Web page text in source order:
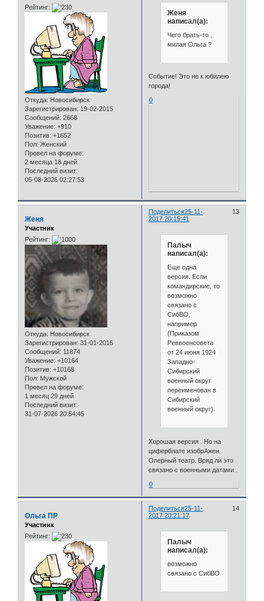
Рейтинг:
Откуда: Новосибирск
Зарегистрирован: 19-02-2015
Сообщений: 2668
Уважение: +910
Позитив: +1652
Пол: Женский
Провел на форуме:
2 месяца 18 дней
Последний визит:
05-08-2026 02:27:53
Женя
написал(а):
Чего брать-то ,
милая Ольга ?
Событие! Это не к юбилею
города!
0
Поделиться 13
25-11-
2017 20:15:41
Женя
Участник
Рейтинг:
Откуда: Новосибирск
Зарегистрирован: 31-01-2016
Сообщений: 11874
Уважение: +10164
Позитив: +10168
Пол: Мужской
Провел на форуме:
1 месяц 29 дней
Последний визит:
31-07-2026 20:54:45
Палыч
написал(а):
Еще одна
версия. Если
командирские, то
возможно
связано с
СибВО,
например
(Приказом
Реввоенсовета
от 24 июня 1924
Западно-
Сибирский
военный округ
переименован в
Сибирский
военный округ).
Хорошая версия . Но на
циферблате изобрАжен
Оперный театр. Вряд ли это
связано с военными датами .
0
Поделиться 14
25-11-
2017 20:21:17
Ольга ПР
Участник
Рейтинг:
Палыч
написал(а):
возможно
связано с СибВО